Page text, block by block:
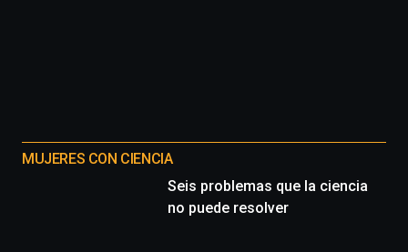
MUJERES CON CIENCIA
Seis problemas que la ciencia
no puede resolver